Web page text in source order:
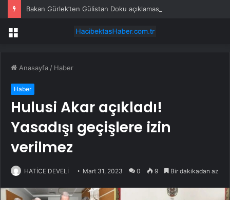
Menü
Anasayfa / Haber
Haber
Hulusi Akar açıkladı!
Yasadışı geçişlere izin
verilmez
HATİCE DEVELİ Mart 31, 2023 0 9 Bir dakikadan az